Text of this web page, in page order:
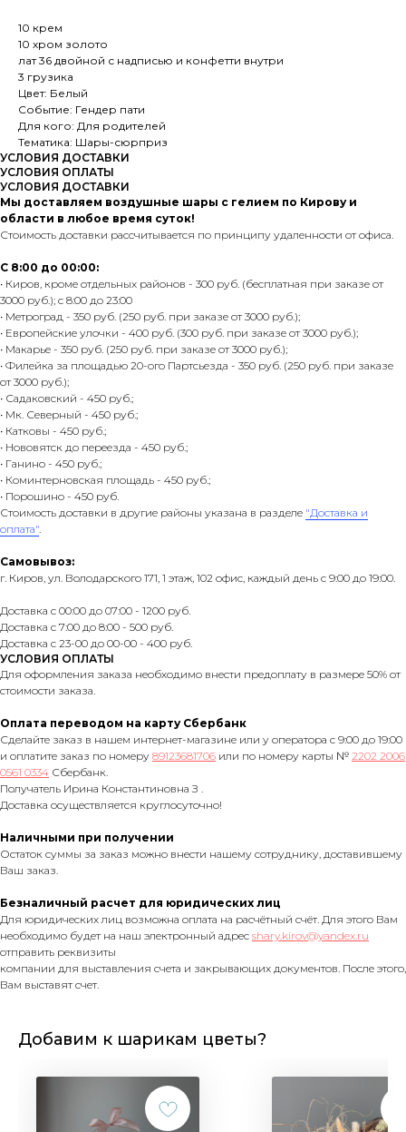
10 крем
10 хром золото
лат 36 двойной с надписью и конфетти внутри
3 грузика
Цвет: Белый
Событие: Гендер пати
Для кого: Для родителей
Тематика: Шары-сюрприз
УСЛОВИЯ ДОСТАВКИ
УСЛОВИЯ ОПЛАТЫ
УСЛОВИЯ ДОСТАВКИ
Мы доставляем воздушные шары с гелием по Кирову и
области в любое время суток!
Стоимость доставки рассчитывается по принципу удаленности от офиса.
С 8:00 до 00:00:
• Киров, кроме отдельных районов - 300 руб. (бесплатная при заказе от
3000 руб.); с 8:00 до 23:00
• Метроград - 350 руб. (250 руб. при заказе от 3000 руб.);
• Европейские улочки - 400 руб. (300 руб. при заказе от 3000 руб.);
• Макарье - 350 руб. (250 руб. при заказе от 3000 руб.);
• Филейка за площадью 20-ого Партсьезда - 350 руб. (250 руб. при заказе
от 3000 руб.);
• Садаковский - 450 руб.;
• Мк. Северный - 450 руб.;
• Катковы - 450 руб.;
• Нововятск до переезда - 450 руб.;
• Ганино - 450 руб.;
• Коминтерновская площадь - 450 руб.;
• Порошино - 450 руб.
Стоимость доставки в другие районы указана в разделе "Доставка и
оплата".
Самовывоз:
г. Киров, ул. Володарского 171, 1 этаж, 102 офис, каждый день с 9:00 до 19:00.
Доставка с 00:00 до 07:00 - 1200 руб.
Доставка с 7:00 до 8:00 - 500 руб.
Доставка с 23-00 до 00-00 - 400 руб.
УСЛОВИЯ ОПЛАТЫ
Для оформления заказа необходимо внести предоплату в размере 50% от
стоимости заказа.
Оплата переводом на карту Сбербанк
Сделайте заказ в нашем интернет-магазине или у оператора с 9:00 до 19:00
и оплатите заказ по номеру 89123681706 или по номеру карты № 2202 2006
0561 0334 Сбербанк.
Получатель Ирина Константиновна З .
Доставка осуществляется круглосуточно!
Наличными при получении
Остаток суммы за заказ можно внести нашему сотруднику, доставившему
Ваш заказ.
Безналичный расчет для юридических лиц
Для юридических лиц возможна оплата на расчётный счёт. Для этого Вам
необходимо будет на наш электронный адрес shary.kirov@yandex.ru
отправить реквизиты
компании для выставления счета и закрывающих документов. После этого,
Вам выставят счет.
Добавим к шарикам цветы?